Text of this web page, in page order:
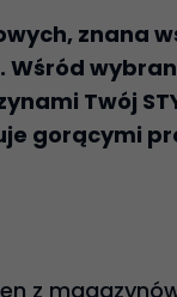
znana
Wśród
Twój
gorącymi
z